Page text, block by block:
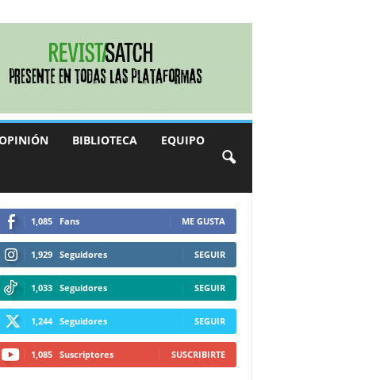
BIBLIOTECA EQUIPO
1,085 Fans ME GUSTA
1,929 Seguidores SEGUIR
1,033 Seguidores SEGUIR
1,244 Seguidores SEGUIR
1,085 Suscriptores SUSCRIBIRTE